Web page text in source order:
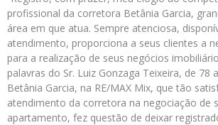
profissional da corretora Betânia Garcia,
área em que atua. Sempre atenciosa,
atendimento, proporciona a seus clientes a
para a realização de seus negócios
palavras do Sr. Luiz Gonzaga Teixeira, de 78
Betânia Garcia, na RE/MAX Mix, que tão
atendimento da corretora na negociação de
apartamento, fez questão de deixar